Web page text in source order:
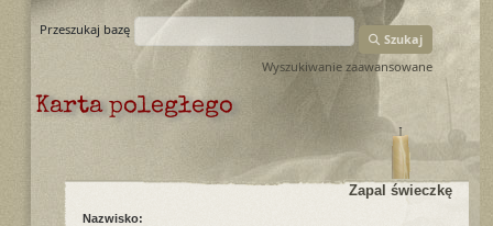
Przeszukaj bazę
Szukaj
Wyszukiwanie zaawansowane
Karta poległego
Zapal świeczkę
Nazwisko: